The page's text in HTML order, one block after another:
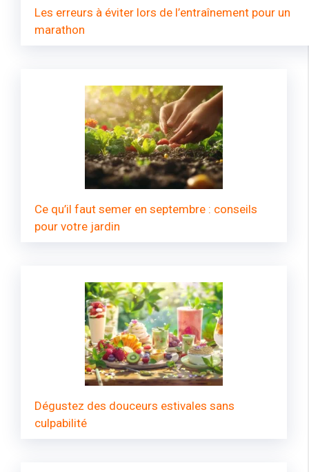
Les erreurs à éviter lors de l’entraînement pour un
marathon
Ce qu’il faut semer en septembre : conseils
pour votre jardin
Dégustez des douceurs estivales sans
culpabilité